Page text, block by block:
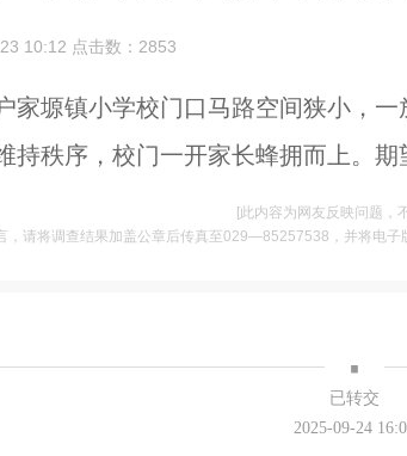
10:12 点击数： 2853
家塬镇小学校门口马路空间狭小，
持秩序，校门一开家长蜂拥而上。期
[此内容为网友反映问题，
，请将调查结果加盖公章后传真至029—85257538，并将电
·
已转交
2025-09-24